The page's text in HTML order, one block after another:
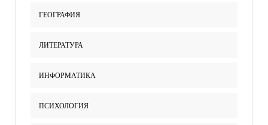
ГЕОГРАФИЯ
ЛИТЕРАТУРА
ИНФОРМАТИКА
ПСИХОЛОГИЯ